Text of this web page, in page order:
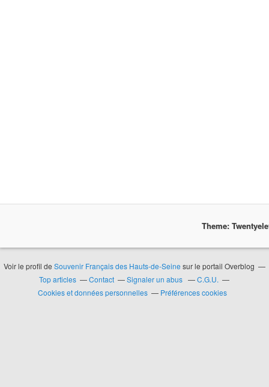
Theme:
Voir le profil de Souvenir Français des Hauts-de-Seine sur le portail Overblog
Top articles
Contact Signaler un abus
C.G.U.
Cookies et données personnelles
Préférences cookies